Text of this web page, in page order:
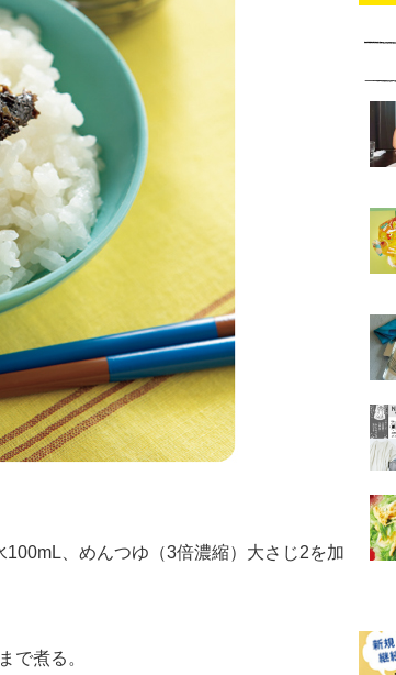
、めんつゆ（3倍濃縮）大さじ2を加
で煮る。